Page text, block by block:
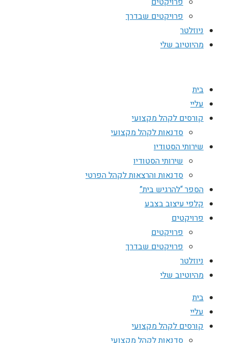
פרויקטים שבדרך
ניוזלטר
מהיוטיוב שלי
בית
עליי
קורסים לקהל מקצועי
סדנאות לקהל מקצועי
שירותי הסטודיו
שירותי הסטודיו
סדנאות והרצאות לקהל הפרטי
הספר “להרגיש בית”
קלפי עיצוב בצבע
פרויקטים
פרויקטים
פרויקטים שבדרך
ניוזלטר
מהיוטיוב שלי
בית
עליי
קורסים לקהל מקצועי
סדנאות לקהל מקצועי